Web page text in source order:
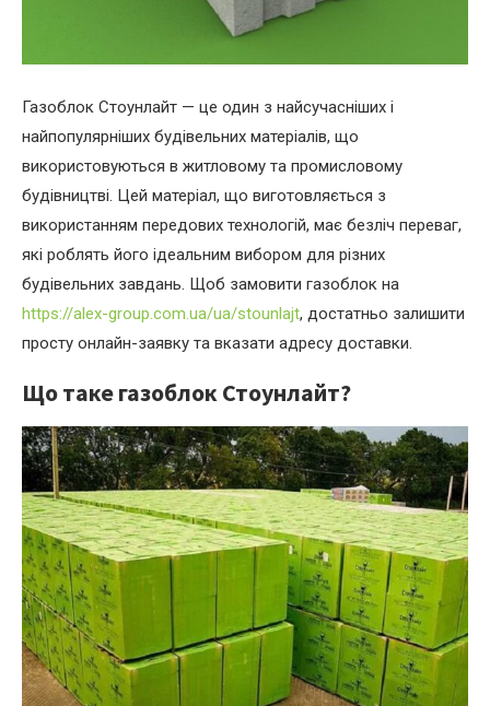
Газоблок Стоунлайт — це один з найсучасніших і
найпопулярніших будівельних матеріалів, що
використовуються в житловому та промисловому
будівництві. Цей матеріал, що виготовляється з
використанням передових технологій, має безліч переваг,
які роблять його ідеальним вибором для різних
будівельних завдань. Щоб замовити газоблок на
https://alex-group.com.ua/ua/stounlajt, достатньо залишити
просту онлайн-заявку та вказати адресу доставки.
Що таке газоблок Стоунлайт?